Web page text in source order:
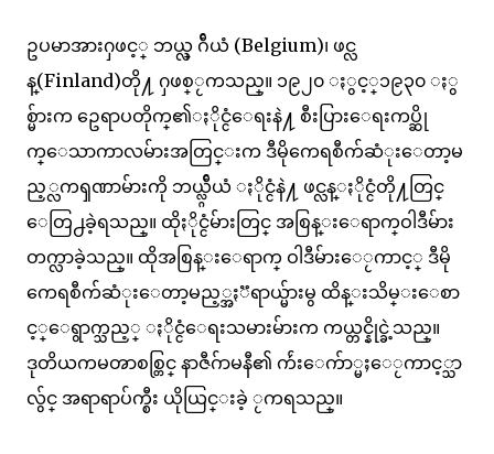
ဥပမာအားႁဖင့္ ဘယ္လ္ ဂ်ီယံ (Belgium)၊ ဖင္လ
န္(Finland)တို႔ ႁဖစ္ႂကသည္။ ၁၉၂၀ ႏွင့္၁၉၃၀ ႏွ
စ္မ်ားက ဥေရာပတိုက္၏ႏိုင္ငံေရးနဲ႔ စီးပြားေရးကပ္ဆို
က္ေသာကာလမ်ားအတြင္းက ဒီမိုကေရစီက်ဆံုးေတာ့မ
ည့္လကၡဏာမ်ားကို ဘယ္လ္ဂ်ီယံ ႏိုင္ငံနဲ႔ ဖင္လန္ႏိုင္ငံတို႔တြင္
ေတြ႕ခဲ့ရသည္။ ထိုႏိုင္ငံမ်ားတြင္ အစြန္းေရာက္ဝါဒီမ်ား
တက္လာခဲ့သည္။ ထိုအစြန္းေရာက္ ဝါဒီမ်ားေႂကာင့္ ဒီမို
ကေရစီက်ဆံုးေတာ့မည့္အႏၱရာယ္မ်ားမွ ထိန္းသိမ္းေစာ
င့္ေရွာက္သည့္ ႏိုင္ငံေရးသမားမ်ားက ကယ္တင္နိုင္ခဲ့သည္။
ဒုတိယကမၻာစစ္တြင္ နာဇီဂ်ာမနီ၏ က်ဴးေက်ာ္မႈေႂကာင့္သာ
လွ်င္ အရာရာပ်က္စီး ယိုယြင္းခဲ့ ႂကရသည္။